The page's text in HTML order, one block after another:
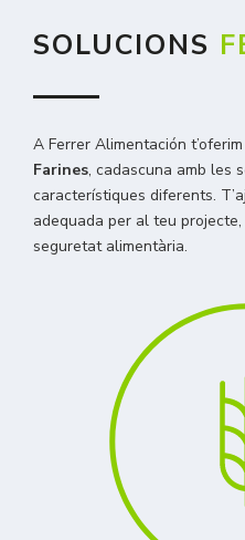
SOLUCIONS
A Ferrer Alimentación
Farines, cadascuna amb les
característiques diferents.
adequada per al teu
seguretat alimentària.